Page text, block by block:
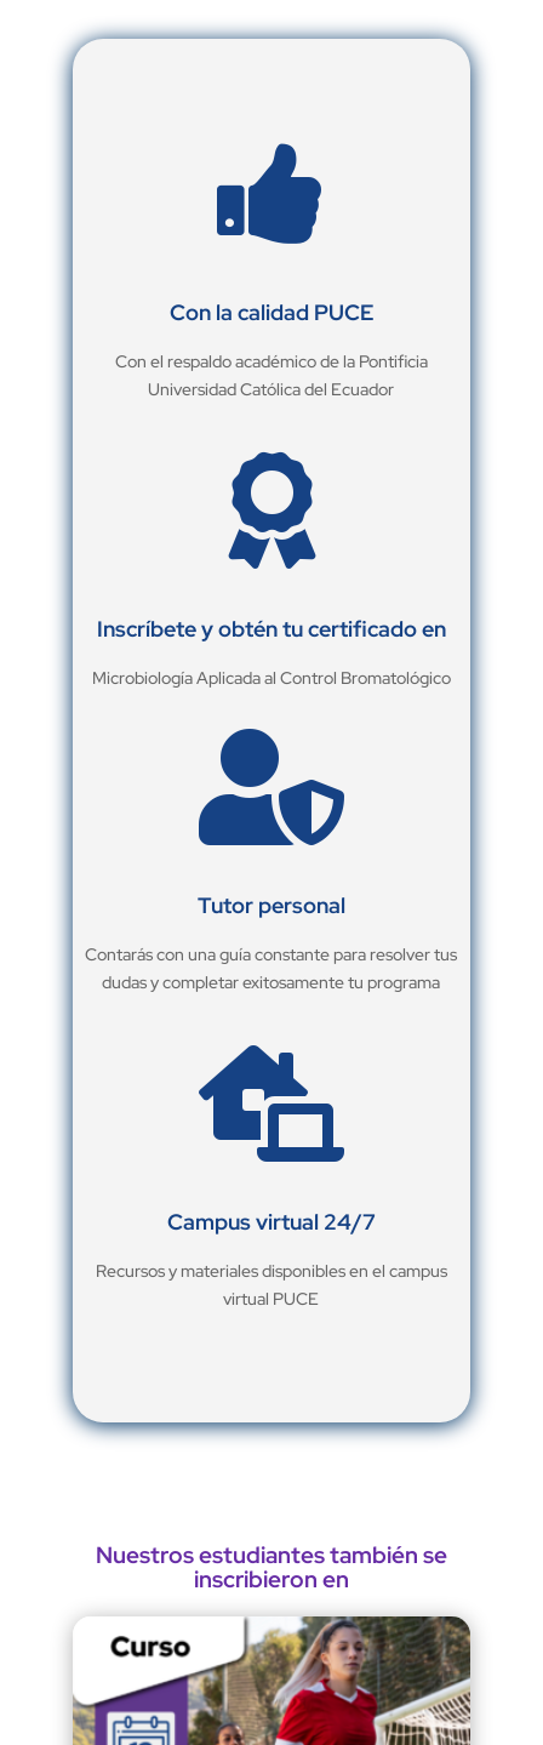

Con la calidad PUCE
Con el respaldo académico de la Pontificia
Universidad Católica del Ecuador

Inscríbete y obtén tu certificado en
Microbiología Aplicada al Control Bromatológico

Tutor personal
Contarás con una guía constante para resolver tus
dudas y completar exitosamente tu programa

Campus virtual 24/7
Recursos y materiales disponibles en el campus
virtual PUCE
Nuestros estudiantes también se
inscribieron en